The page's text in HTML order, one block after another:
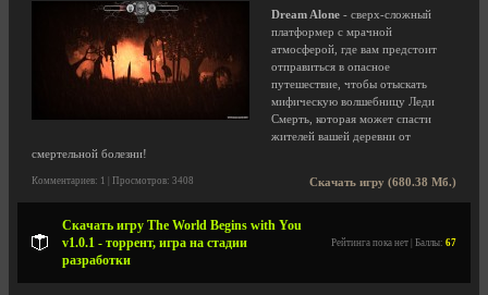
Dream Alone - сверх-сложный
платформер с мрачной
атмосферой, где вам предстоит
отправиться в опасное
путешествие, чтобы отыскать
мифическую волшебницу Леди
Смерть, которая может спасти
жителей вашей деревни от
смертельной болезни!
Скачать игру (680.38 Мб.)
Комментариев: 1 | Просмотров: 3408
Скачать игру The World Begins with You
v1.0.1 - торрент, игра на стадии
разработки
Рейтинга пока нет | Баллы: 67